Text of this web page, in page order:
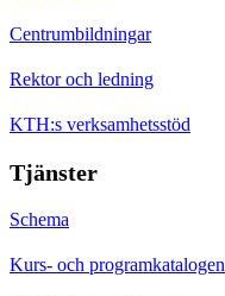
Centrumbildningar
Rektor och ledning
KTH:s verksamhetsstöd
Tjänster
Schema
Kurs- och programkatalogen